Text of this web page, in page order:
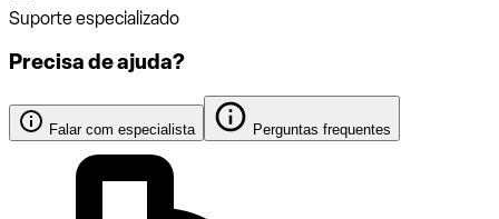
Suporte especializado
Precisa de ajuda?
Falar com especialista Perguntas frequentes